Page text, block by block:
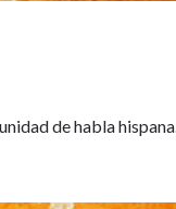
de habla hispana.